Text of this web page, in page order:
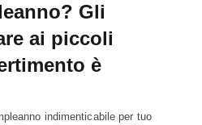
Gli
ai piccoli
è
indimenticabile per tuo